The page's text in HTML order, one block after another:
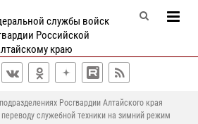
службы войск
Российской
краю
Росгвардии Алтайского края
служебной техники на зимний режим